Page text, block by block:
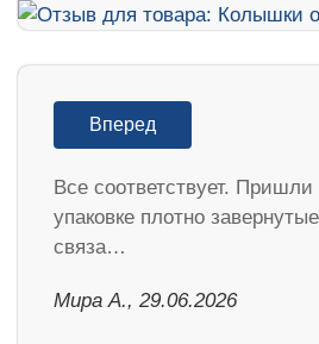
Вперед
Все соответствует. Пришли
упаковке плотно
связа…
Мира А., 29.06.2026